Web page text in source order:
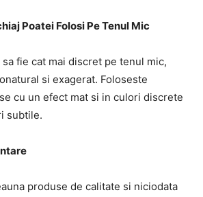
Poatei Folosi Pe Tenul Mic
fie cat mai discret pe tenul mic,
si exagerat. Foloseste
cu un efect mat si in culori discrete
subtile.
produse de calitate si niciodata